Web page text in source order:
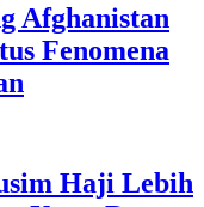
Afghanistan
Fenomena
Haji Lebih